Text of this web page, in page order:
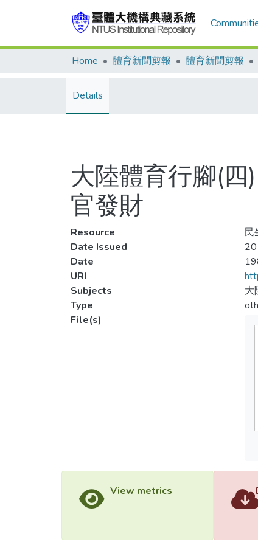
Home 體育新聞剪報 體育新聞剪報
Details
大陸體育行腳(
官發財
Resource
民
Date Issued
Date
URI
Subjects
大
Type
File(s)
View metrics